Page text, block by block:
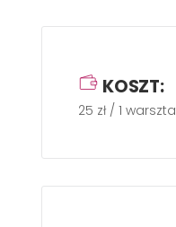
KOSZT:
25 zł / 1